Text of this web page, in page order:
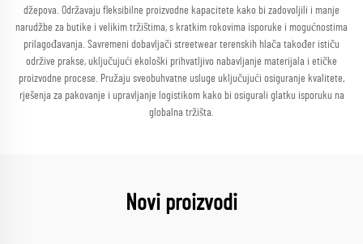
džepova. Održavaju fleksibilne proizvodne kapacitete kako bi zadovoljili i manje
narudžbe za butike i velikim tržištima, s kratkim rokovima isporuke i mogućnostima
prilagođavanja. Savremeni dobavljači streetwear terenskih hlača također ističu
održive prakse, uključujući ekološki prihvatljivo nabavljanje materijala i etičke
proizvodne procese. Pružaju sveobuhvatne usluge uključujući osiguranje kvalitete,
rješenja za pakovanje i upravljanje logistikom kako bi osigurali glatku isporuku na
globalna tržišta.
Novi proizvodi